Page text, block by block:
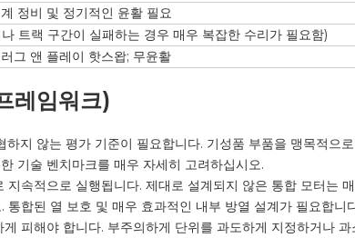
정비 및 정기적인 윤활 필요
트랙 구간이 실패하는 경우 매우 복잡한 수리가 필요함)
그 앤 플레이 핫스왑; 무윤활
레임워크)
지 않는 평가 기준이 필요합니다. 기성품 부품을 맹목적으
기술 벤치마크를 매우 자세히 고려하십시오.
지속적으로 실행됩니다. 제대로 설계되지 않은 통합 모터는
합된 열 보호 및 매우 효과적인 내부 방열 설계가 필요합니
피해야 합니다. 부주의하게 단위를 과도하게 지정하거나